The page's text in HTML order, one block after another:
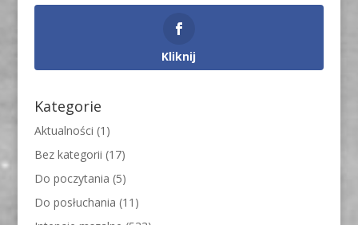
Kliknij
Kategorie
Aktualności (1)
Bez kategorii (17)
Do poczytania (5)
Do posłuchania (11)